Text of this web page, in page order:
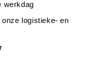
werkdag
logistieke- en